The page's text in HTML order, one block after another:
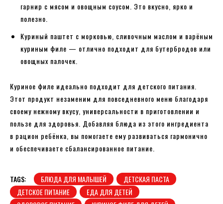
гарнир с мясом и овощным соусом. Это вкусно, ярко и
полезно.
Куриный паштет с морковью, сливочным маслом и варёным
куриным филе — отлично подходит для бутербродов или
овощных палочек.
Куриное филе идеально подходит для детского питания.
Этот продукт незаменим для повседневного меню благодаря
своему нежному вкусу, универсальности в приготовлении и
пользе для здоровья. Добавляя блюда из этого ингредиента
в рацион ребёнка, вы помогаете ему развиваться гармонично
и обеспечиваете сбалансированное питание.
TAGS: БЛЮДА ДЛЯ МАЛЫШЕЙ
ДЕТСКАЯ ПАСТА
ДЕТСКОЕ ПИТАНИЕ
ЕДА ДЛЯ ДЕТЕЙ